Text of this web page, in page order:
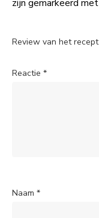
zijn gemarkeerd met
Review van het recept
Reactie *
Naam *